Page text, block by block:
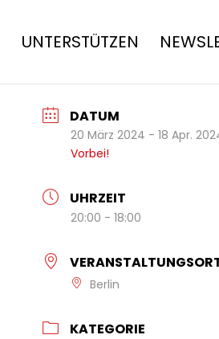
UNTERSTÜTZEN
DATUM
20 März 2024 - 18 Apr.
Vorbei!
UHRZEIT
20:00 - 18:00
Berlin
KATEGORIE